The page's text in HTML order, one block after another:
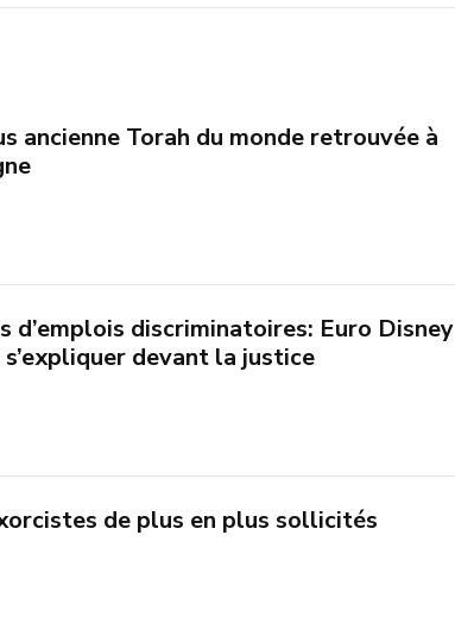
ancienne Torah du monde retrouvée à
d’emplois discriminatoires: Euro Disney
devant la justice
de plus en plus sollicités